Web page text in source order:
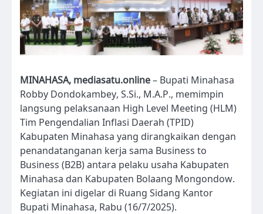
MINAHASA, mediasatu.online– Bupati Minahasa
Robby Dondokambey, S.Si., M.A.P., memimpin
langsung pelaksanaan High Level Meeting (HLM)
Tim Pengendalian Inflasi Daerah (TPID)
Kabupaten Minahasa yang dirangkaikan dengan
penandatanganan kerja sama Business to
Business (B2B) antara pelaku usaha Kabupaten
Minahasa dan Kabupaten Bolaang Mongondow.
Kegiatan ini digelar di Ruang Sidang Kantor
Bupati Minahasa, Rabu (16/7/2025).